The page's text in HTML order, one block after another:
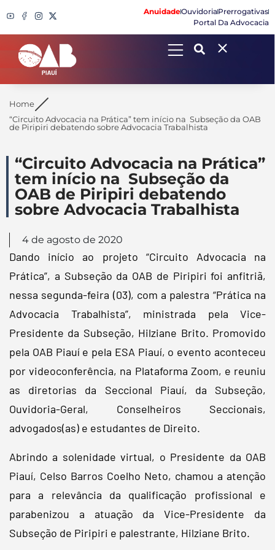
AnuidadeOuvidoriaPrerrogativas
Portal Da Advocacia
Search
Home
“Circuito Advocacia na Prática” tem início na Subseção da OAB
de Piripiri debatendo sobre Advocacia Trabalhista
“Circuito Advocacia na Prática”
tem início na Subseção da
OAB de Piripiri debatendo
sobre Advocacia Trabalhista
4 de agosto de 2020
Dando início ao projeto “Circuito Advocacia na
Prática”, a Subseção da OAB de Piripiri foi anfitriã,
nessa segunda-feira (03), com a palestra “Prática na
Advocacia Trabalhista”, ministrada pela Vice-
Presidente da Subseção, Hilziane Brito. Promovido
pela OAB Piauí e pela ESA Piauí, o evento aconteceu
por videoconferência, na Plataforma Zoom, e reuniu
as diretorias da Seccional Piauí, da Subseção,
Ouvidoria-Geral, Conselheiros Seccionais,
advogados(as) e estudantes de Direito.
Abrindo a solenidade virtual, o Presidente da OAB
Piauí, Celso Barros Coelho Neto, chamou a atenção
para a relevância da qualificação profissional e
parabenizou a atuação da Vice-Presidente da
Subseção de Piripiri e palestrante, Hilziane Brito.